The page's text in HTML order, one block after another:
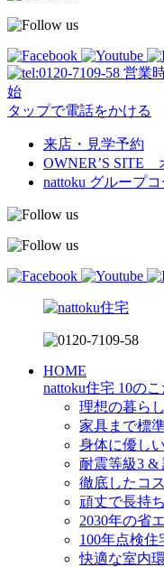
営業
始
タップで電話をかける
来店・見学予約
OWNER’S SITE
nattoku グループ
HOME
nattoku住宅 10のこ
理想の暮ら
家具まで標
身体に優し
耐震等級3 &
徹底したコ
頑丈で長持
2030年の省
100年点検住
快適な室内